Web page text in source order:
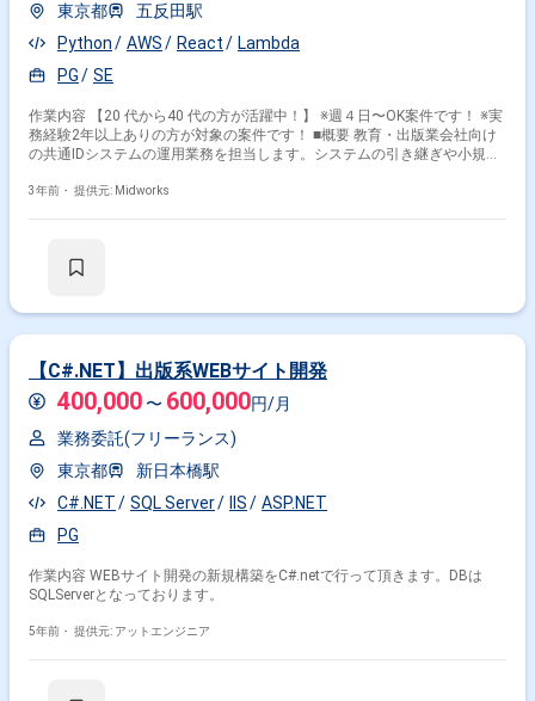
東京都
五反田駅
Python
AWS React
Lambda
PG
SE
作業内容 【20 代から40 代の方が活躍中！】 ※週４日〜OK案件です！ ※実
務経験2年以上ありの方が対象の案件です！ ■概要 教育・出版業会社向け
の共通IDシステムの運用業務を担当します。システムの引き継ぎや小規模
システムの小規模改修および設計・開発 ・AWSやPython、Reactを用いた
の経験とご希望に併せた案件のご紹介をさせて頂きます。 弊社は様々なプ
3年前・ 提供元: Midworks
【C#.NET】出版系WEBサイト開発
400,000 〜 600,000円/月
業務委託(フリーランス)
東京都
新日本橋駅
C#.NET
SQL Server IIS
ASP.NET
PG
作業内容 WEBサイト開発の新規構築をC#.netで行って頂きます。DBは
SQLServerとなっております。
5年前・ 提供元: アットエンジニア